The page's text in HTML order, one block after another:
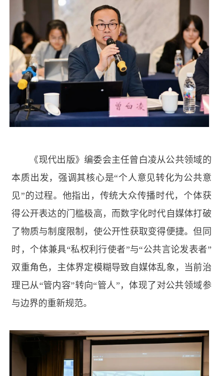
《现代出版》编委会主任曾白凌从公共领域的
本质出发，强调其核心是“个人意见转化为公共意
见”的过程。他指出，传统大众传播时代，个体获
得公开表达的门槛极高，而数字化时代自媒体打破
了物质与制度限制，使公开性获取变得便捷。但同
时，个体兼具“私权利行使者”与“公共言论发表者”
双重角色，主体界定模糊导致自媒体乱象，当前治
理已从“管内容”转向“管人”，体现了对公共领域参
与边界的重新规范。